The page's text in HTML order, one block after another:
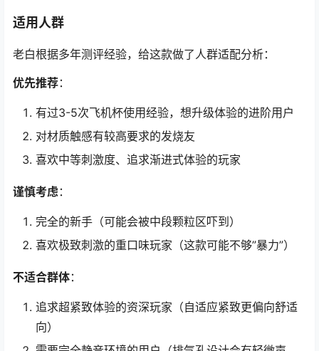
适用人群
老白根据多年测评经验，给这款做了人群适配分析：
优先推荐：
有过3-5次飞机杯使用经验，想升级体验的进阶用户
对材质触感有较高要求的发烧友
喜欢中等刺激度、追求渐进式体验的玩家
谨慎考虑：
完全的新手（可能会被中段颗粒区吓到）
喜欢极致刺激的重口味玩家（这款可能不够”暴力”）
不适合群体：
追求超紧致体验的资深玩家（自适应紧致更偏向舒适
向）